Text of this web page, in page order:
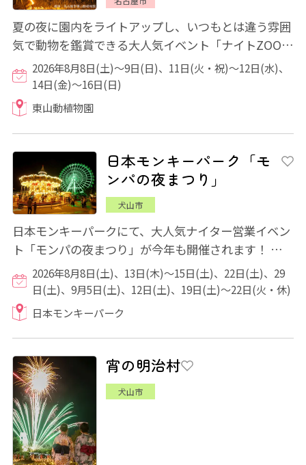
夏の夜に園内をライトアップし、いつもとは違う雰囲
気で動物を鑑賞できる大人気イベント「ナイトZOO」
が開催されます。夜の動植物たちの姿、イルミ...
2026年8月8日(土)～9日(日)、11日(火・祝)～12日(水)、
14日(金)～16日(日)
東山動植物園
日本モンキーパーク「モ
ンパの夜まつり」
犬山市
日本モンキーパークにて、大人気ナイター営業イベン
ト「モンパの夜まつり」が今年も開催されます！ 「夜
のゆうえんち」や縁日ミニゲームに楽しい...
2026年8月8日(土)、13日(木)～15日(土)、22日(土)、29
日(土)、9月5日(土)、12日(土)、19日(土)～22日(火・休)
日本モンキーパーク
宵の明治村
犬山市